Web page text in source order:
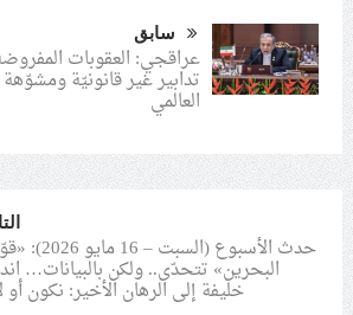
سابق
عراقجي: العقوبات
تدابير غير قانونيّة
العالمي
حدث الأسبوع
البحرين» تتحدّى.. ولكن بالبيانات…
خليفة إلى الرهان الأخير: نكون أو